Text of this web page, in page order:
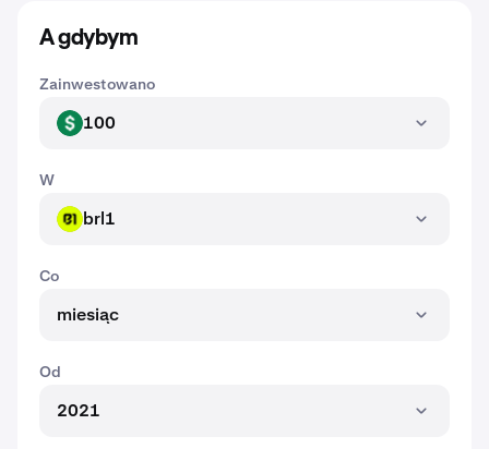
A gdybym
Zainwestowano
USD 100
W
BRL1 brl1
Co
miesiąc
Od
2021